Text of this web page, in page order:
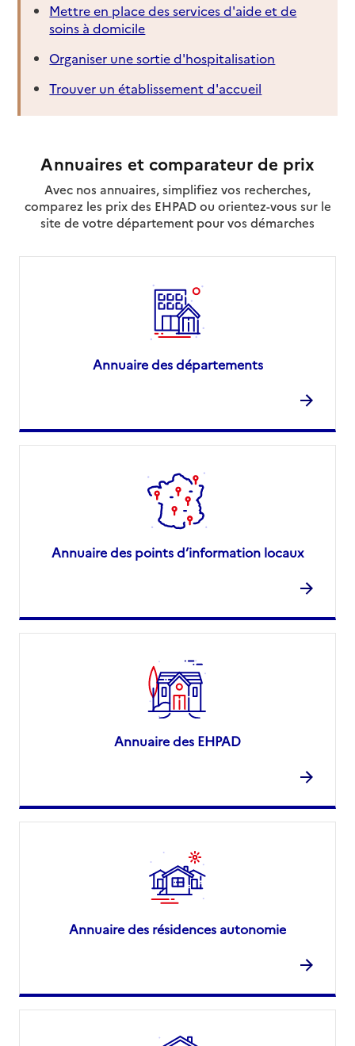
Mettre en place des services d'aide et de
soins à domicile
Organiser une sortie d'hospitalisation
Trouver un établissement d'accueil
Annuaires et comparateur de prix
Avec nos annuaires, simplifiez vos recherches,
comparez les prix des EHPAD ou orientez-vous sur le
site de votre département pour vos démarches
Annuaire des départements
Annuaire des points d’information locaux
Annuaire des EHPAD
Annuaire des résidences autonomie